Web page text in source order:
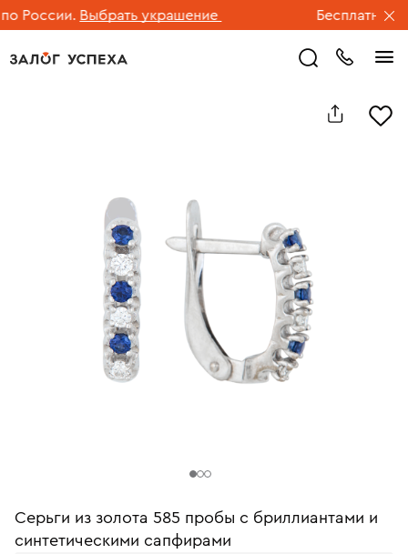
России. Выбрать украшение Бесплатная
Серьги из золота 585 пробы с бриллиантами и
синтетическими сапфирами